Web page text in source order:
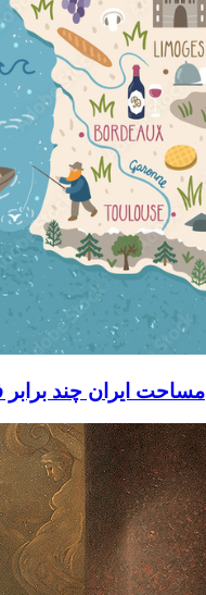
مساحت ایران چند